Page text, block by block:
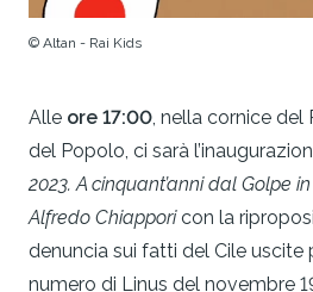
© Altan - Rai Kids
Alle ore 17:00 , nella cornice
del Popolo, ci sarà
2023. A cinquant’anni dal Golpe
Alfredo Chiapporicon la
denuncia sui fatti del Cile uscite
numero di Linus del novembre